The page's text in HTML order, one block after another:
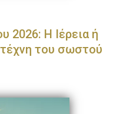
2026: Η Ιέρεια ή
του σωστού